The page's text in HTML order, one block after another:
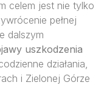
celem jest nie tylko
pełnej
dalszym
uszkodzenia
działania,
i Zielonej Górze